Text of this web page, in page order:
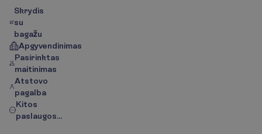
Skrydis
su
bagažu
Apgyvendinimas
Pasirinktas
maitinimas
Atstovo
pagalba
Kitos
paslaugos...